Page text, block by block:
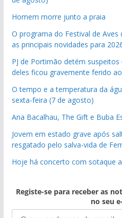
Homem morre junto a praia
O programa do Festival de Aves
as principais novidades para
PJ de Portimão detém
deles ficou gravemente ferido
O tempo e a temperatura da
sexta-feira (7 de agosto)
Ana Bacalhau, The Gift e Buba
Jovem em estado grave após
resgatado pelo salva-vida de
Hoje há concerto com sotaque
Registe-se para receber as
no seu